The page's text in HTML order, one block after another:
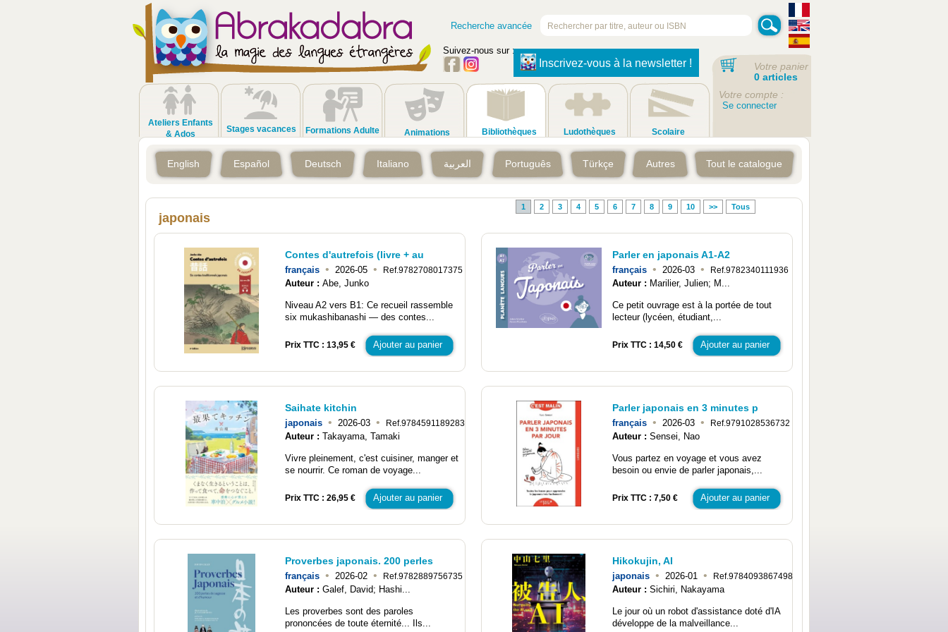
Recherche avancée
Suivez-nous sur :
Inscrivez-vous à la newsletter !
Ateliers Enfants
& Ados
Stages vacances Formations Adulte Animations Bibliothèques Ludothèques Scolaire
Votre panier
0 articles
Votre compte :
Se connecter
English Español Deutsch Italiano العربية Português Türkçe Autres Tout le catalogue
japonais
1 2 3 4 5 6 7 8 9 10 >> Tous
Contes d'autrefois (livre + au
français • 2026-05 • Ref.9782708017375
Auteur : Abe, Junko
Niveau A2 vers B1: Ce recueil rassemble
six mukashibanashi — des contes...
Prix TTC : 13,95 € Ajouter au panier
Parler en japonais A1-A2
français • 2026-03 • Ref.9782340111936
Auteur : Marilier, Julien; M...
Ce petit ouvrage est à la portée de tout
lecteur (lycéen, étudiant,...
Prix TTC : 14,50 € Ajouter au panier
Saihate kitchin
japonais • 2026-03 • Ref.9784591189283
Auteur : Takayama, Tamaki
Vivre pleinement, c'est cuisiner, manger et
se nourrir. Ce roman de voyage...
Prix TTC : 26,95 € Ajouter au panier
Parler japonais en 3 minutes p
français • 2026-03 • Ref.9791028536732
Auteur : Sensei, Nao
Vous partez en voyage et vous avez
besoin ou envie de parler japonais,...
Prix TTC : 7,50 € Ajouter au panier
Proverbes japonais. 200 perles
français • 2026-02 • Ref.9782889756735
Auteur : Galef, David; Hashi...
Les proverbes sont des paroles
prononcées de toute éternité... Ils...
Hikokujin, AI
japonais • 2026-01 • Ref.9784093867498
Auteur : Sichiri, Nakayama
Le jour où un robot d'assistance doté d'IA
développe de la malveillance...